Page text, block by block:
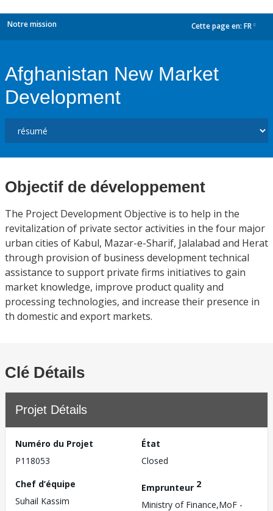
Notre mission Cette page en: FR
Afghanistan New Market
Development
Objectif de développement
The Project Development Objective is to help in the
revitalization of private sector activities in the four major
urban cities of Kabul, Mazar-e-Sharif, Jalalabad and Herat
through provision of business development technical
assistance to support private firms initiatives to gain
market knowledge, improve product quality and
processing technologies, and increase their presence in
th domestic and export markets.
Clé Détails
Projet Détails
Numéro du Projet
P118053
État
Closed
Chef d’équipe
Suhail Kassim
Emprunteur 2
Ministry of Finance,MoF -